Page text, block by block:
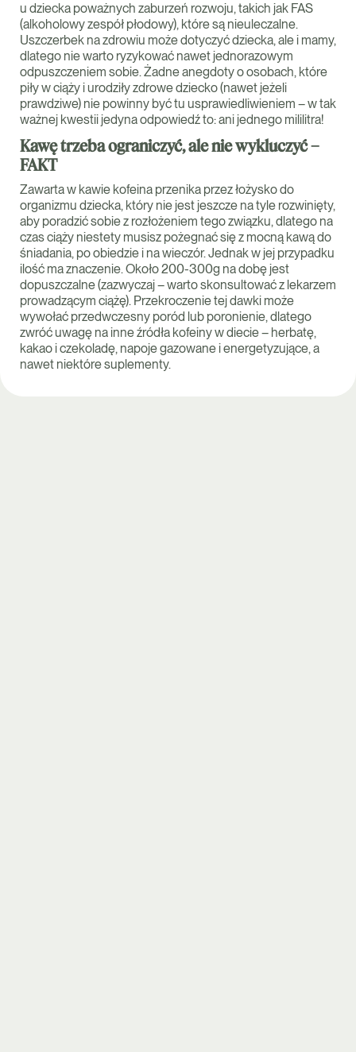
u dziecka poważnych zaburzeń rozwoju, takich jak FAS
(alkoholowy zespół płodowy), które są nieuleczalne.
Uszczerbek na zdrowiu może dotyczyć dziecka, ale i mamy,
dlatego nie warto ryzykować nawet jednorazowym
odpuszczeniem sobie. Żadne anegdoty o osobach, które
piły w ciąży i urodziły zdrowe dziecko (nawet jeżeli
prawdziwe) nie powinny być tu usprawiedliwieniem – w tak
ważnej kwestii jedyna odpowiedź to: ani jednego mililitra!
Kawę trzeba ograniczyć, ale nie wykluczyć –
FAKT
Zawarta w kawie kofeina przenika przez łożysko do
organizmu dziecka, który nie jest jeszcze na tyle rozwinięty,
aby poradzić sobie z rozłożeniem tego związku, dlatego na
czas ciąży niestety musisz pożegnać się z mocną kawą do
śniadania, po obiedzie i na wieczór. Jednak w jej przypadku
ilość ma znaczenie. Około 200-300g na dobę jest
dopuszczalne (zazwyczaj – warto skonsultować z lekarzem
prowadzącym ciążę). Przekroczenie tej dawki może
wywołać przedwczesny poród lub poronienie, dlatego
zwróć uwagę na inne źródła kofeiny w diecie – herbatę,
kakao i czekoladę, napoje gazowane i energetyzujące, a
nawet niektóre suplementy.